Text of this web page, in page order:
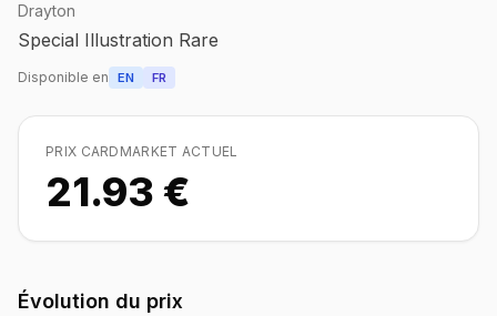
Drayton
Special Illustration Rare
Disponible en EN FR
PRIX CARDMARKET ACTUEL
21.93 €
Évolution du prix